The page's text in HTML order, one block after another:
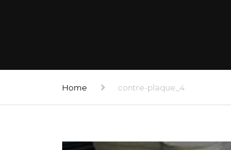
Home contre-plaque_4